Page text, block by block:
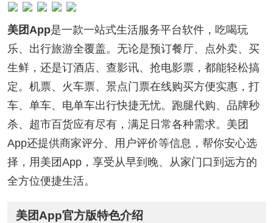
美团App是一款一站式生活服务平台软件，吃喝玩
乐、出行旅游全覆盖。无论是预订餐厅、点外卖、买
生鲜，还是订酒店、查影讯、抢电影票，都能轻松搞
定。机票、火车票、景点门票在线购买方便实惠，打
车、单车、电单车出行快捷无忧。跑腿代购、品牌秒
杀、超市百货应有尽有，满足日常各种需求。美团
App还提供商家评分、用户评价等信息，帮你安心选
择，用美团App，享受从早到晚、从家门口到远方的
全方位便捷生活。
美团App官方版特色介绍